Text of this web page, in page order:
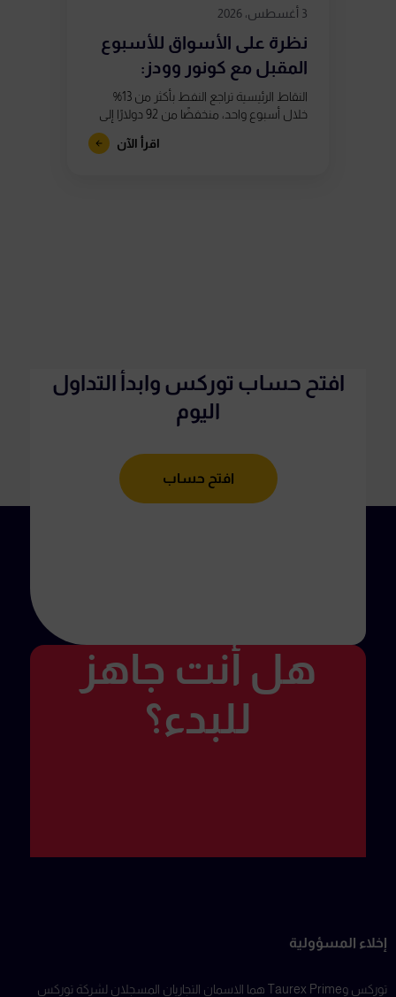
3 أغسطس، 2026
نظرة على الأسواق للأسبوع
المقبل مع كونور وودز:
استمرار التقلبات...
النقاط الرئيسية تراجع النفط بأكثر من 13%
خلال أسبوع واحد، منخفضًا من 92 دولارًا إلى
ما دون 80 دولارًا، بعد تقارير تشير إلى اقتراب
اقرأ الآن
هل أنت جاهز
للبدء؟
افتح حساب توركس وابدأ التداول
اليوم
افتح حساب
إخلاء المسؤولية
توركس وTaurex Prime هما الاسمان التجاريان المسجلان لشركة توركس